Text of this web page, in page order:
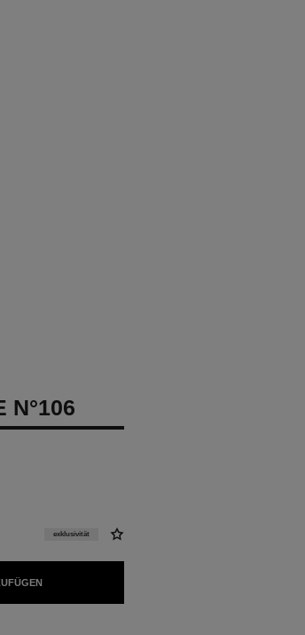
N°106
exklusivität